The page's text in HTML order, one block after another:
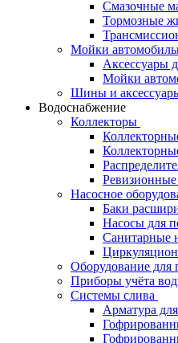
Смазочные
Тормозные
Мойки
Аксессуары
Мойки
Шины и
Водоснабжение
Коллекторы
Насосное
Баки
Насосы для
Санитарные
Оборудование для
Приборы учёта
Системы слива
Арматура